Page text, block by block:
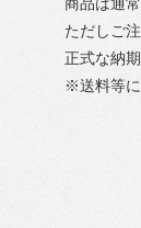
商品は通
ただしご
正式な納
※送料等に